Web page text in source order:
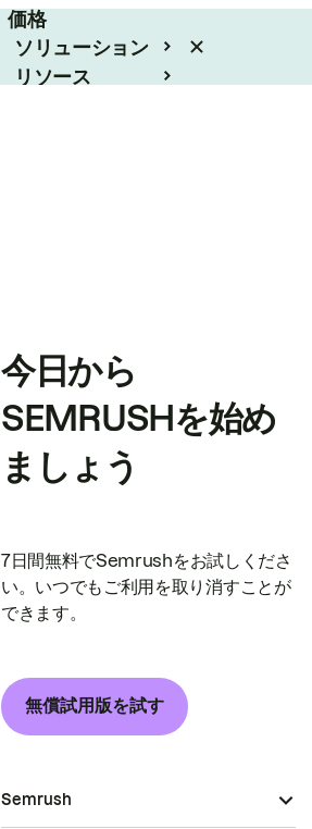
価格
ソリューション
リソース
今日から
SEMRUSHを始め
ましょう
7日間無料でSemrushをお試しくださ
い。いつでもご利用を取り消すことが
できます。
無償試用版を試す
Semrush